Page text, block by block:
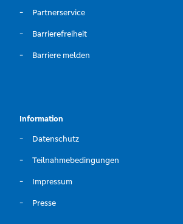
Partnerservice
Barrierefreiheit
Barriere melden
Information
Datenschutz
Teilnahmebedingungen
Impressum
Presse